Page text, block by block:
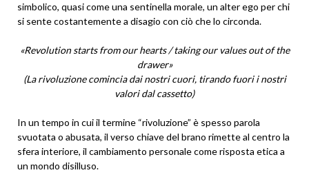
simbolico, quasi come una sentinella morale, un alter ego per chi
si sente costantemente a disagio con ciò che lo circonda.
«Revolution starts from our hearts / taking our values out of the
drawer»
(La rivoluzione comincia dai nostri cuori, tirando fuori i nostri
valori dal cassetto)
In un tempo in cui il termine “rivoluzione” è spesso parola
svuotata o abusata, il verso chiave del brano rimette al centro la
sfera interiore, il cambiamento personale come risposta etica a
un mondo disilluso.